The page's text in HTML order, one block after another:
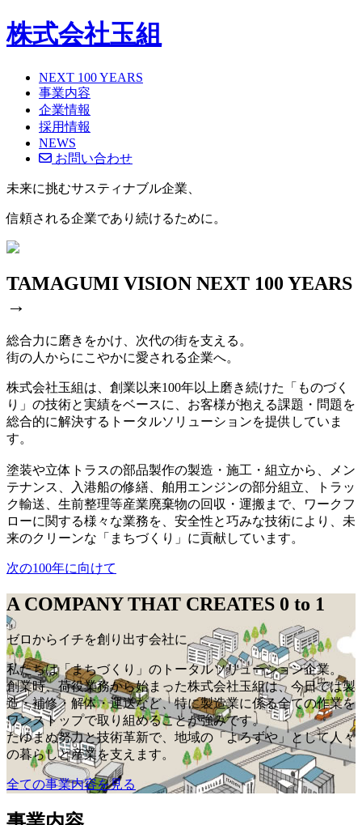
株式会社玉組
NEXT 100 YEARS
事業内容
企業情報
採用情報
NEWS
お問い合わせ
未来に挑むサスティナブル企業、
信頼される企業であり続けるために。
TAMAGUMI VISION NEXT 100 YEARS
→
総合力に磨きをかけ、次代の街を支える。
街の人からにこやかに愛される企業へ。
株式会社玉組は、創業以来100年以上磨き続けた「ものづく
り」の技術と実績をベースに、お客様が抱える課題・問題を
総合的に解決するトータルソリューションを提供していま
す。
塗装や立体トラスの部品製作の製造・施工・組立から、メン
テナンス、入港船の修繕、舶用エンジンの部分組立、トラッ
ク輸送、生前整理等産業廃棄物の回収・運搬まで、ワークフ
ローに関する様々な業務を、安全性と巧みな技術により、未
来のクリーンな「まちづくり」に貢献しています。
次の100年に向けて
A COMPANY THAT CREATES 0 to 1
ゼロからイチを創り出す会社に
私たちは「まちづくり」のトータルソリューション企業。
創業時、荷役業務から始まった株式会社玉組は、今日では製
造・補修・解体・運送など、特に製造業に係る全ての作業を
ワンストップで取り組めることが強みです。
たゆまぬ努力と技術革新で、地域の「よろずや」として人々
の暮らしと産業を支えます。
全ての事業内容を見る